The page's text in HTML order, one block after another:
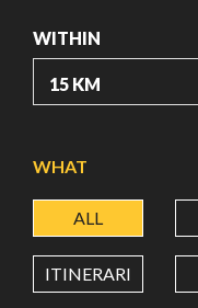
WITHIN
LATITUDE
WHAT
ALL
ITINERARI